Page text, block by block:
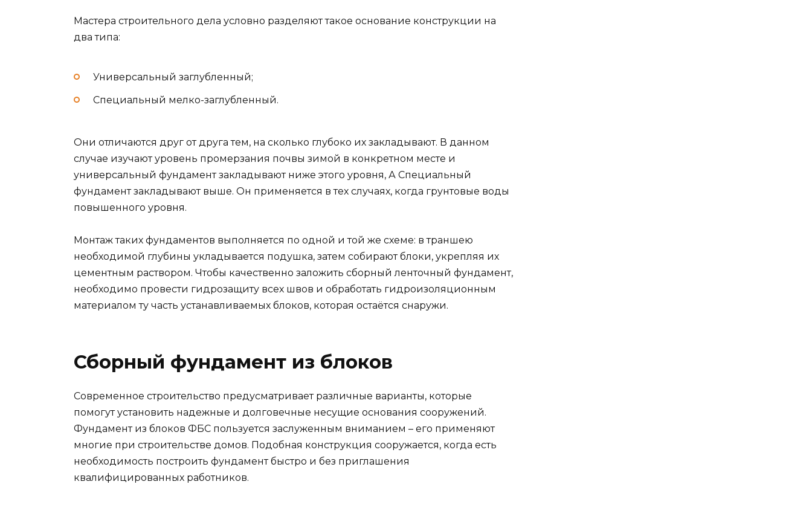
Мастера строительного дела условно разделяют такое основание конструкции на
два типа:
Универсальный заглубленный;
Специальный мелко-заглубленный.
Они отличаются друг от друга тем, на сколько глубоко их закладывают. В данном
случае изучают уровень промерзания почвы зимой в конкретном месте и
универсальный фундамент закладывают ниже этого уровня, А Специальный
фундамент закладывают выше. Он применяется в тех случаях, когда грунтовые воды
повышенного уровня.
Монтаж таких фундаментов выполняется по одной и той же схеме: в траншею
необходимой глубины укладывается подушка, затем собирают блоки, укрепляя их
цементным раствором. Чтобы качественно заложить сборный ленточный фундамент,
необходимо провести гидрозащиту всех швов и обработать гидроизоляционным
материалом ту часть устанавливаемых блоков, которая остаётся снаружи.
Сборный фундамент из блоков
Современное строительство предусматривает различные варианты, которые
помогут установить надежные и долговечные несущие основания сооружений.
Фундамент из блоков ФБС пользуется заслуженным вниманием – его применяют
многие при строительстве домов. Подобная конструкция сооружается, когда есть
необходимость построить фундамент быстро и без приглашения
квалифицированных работников.